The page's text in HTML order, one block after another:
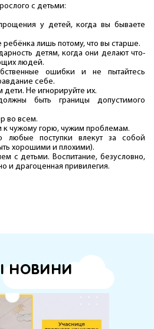
с детьми:
у детей, когда вы бываете
ребёнка лишь потому, что вы старше.
детям, когда они делают что-
людей.
ошибки и не пытайтесь
себе.
дети. Не игнорируйте их.
быть границы допустимого
во всем.
к чужому горю, чужим проблемам.
любые поступки влекут за собой
хорошими и плохими).
с детьми. Воспитание, безусловно,
и драгоценная привилегия.
НОВИНИ